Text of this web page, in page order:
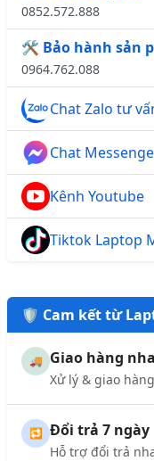
0852.572.888
🛠️ Bảo hành sản
0964.762.088
Chat Zalo tư
Chat
Kênh Youtube
Tiktok Laptop
🛡️ Cam kết từ
🚚 Giao hàng
Xử lý & giao
🔁 Đổi trả 7 ngày
Hỗ trợ đổi trả